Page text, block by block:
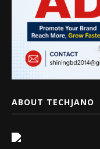
ABOUT TECHJANO